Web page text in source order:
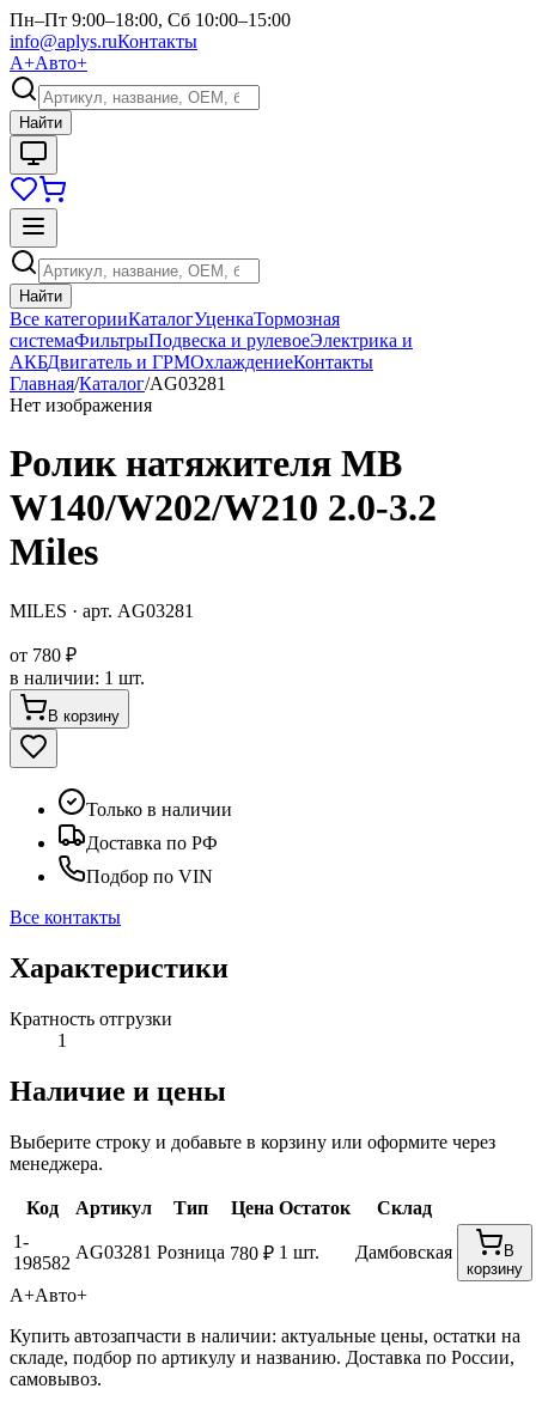
Пн–Пт 9:00–18:00, Сб 10:00–15:00
info@aplys.ruКонтакты
А+Авто+
Найти
Найти
Все категорииКаталогУценкаТормозная
системаФильтрыПодвеска и рулевоеЭлектрика и
АКБДвигатель и ГРМОхлаждениеКонтакты
Главная/Каталог/AG03281
Нет изображения
Ролик натяжителя MB
W140/W202/W210 2.0-3.2
Miles
MILES · арт. AG03281
от 780 ₽
в наличии: 1 шт.
В корзину
Только в наличии
Доставка по РФ
Подбор по VIN
Все контакты
Характеристики
Кратность отгрузки
1
Наличие и цены
Выберите строку и добавьте в корзину или оформите через
менеджера.
Код Артикул Тип Цена Остаток
Склад
1-
198582
AG03281 Розница 780 ₽ 1 шт. Дамбовская
В
корзину
А+Авто+
Купить автозапчасти в наличии: актуальные цены, остатки на
складе, подбор по артикулу и названию. Доставка по России,
самовывоз.